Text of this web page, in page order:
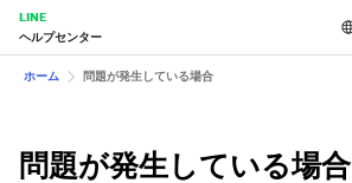
LINE
ヘルプセンター
ホーム 問題が発生している場合
問題が発生している場合